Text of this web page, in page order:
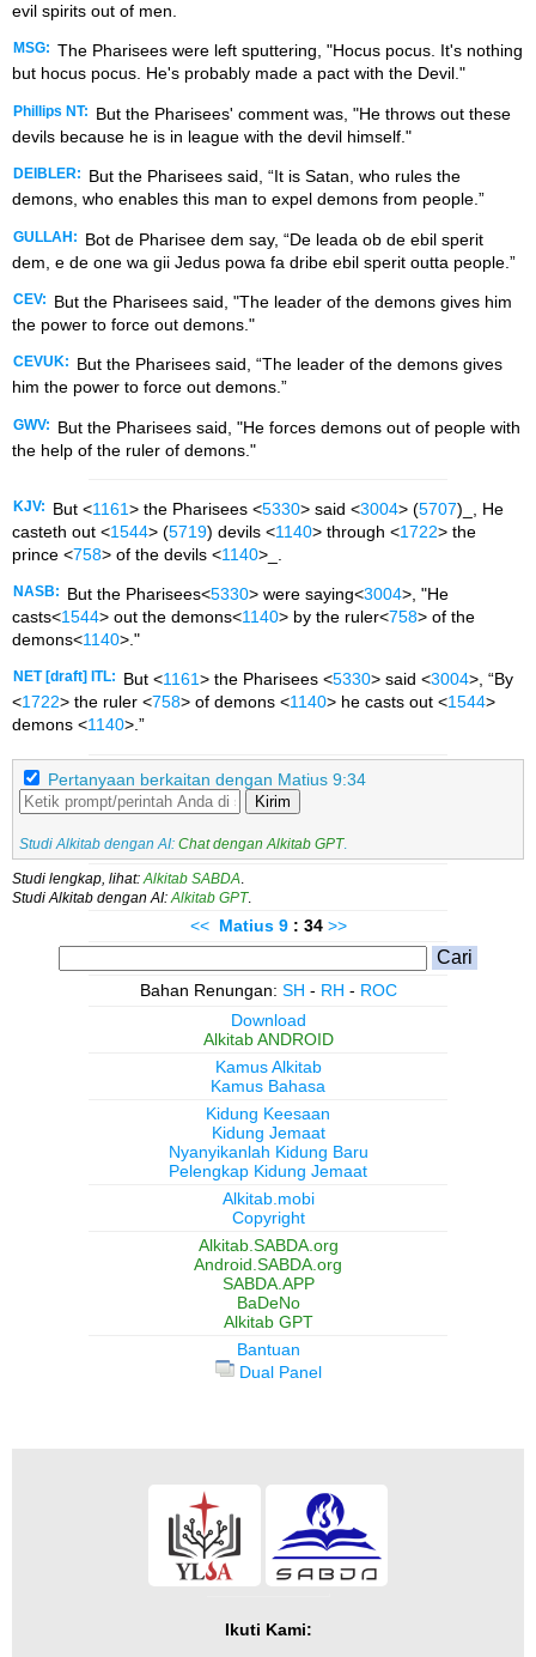
evil spirits out of men.
MSG: The Pharisees were left sputtering, "Hocus pocus. It's nothing
but hocus pocus. He's probably made a pact with the Devil."
Phillips NT:
But the Pharisees' comment was, "He throws out these
devils because he is in league with the devil himself."
DEIBLER:
But the Pharisees said, “It is Satan, who rules the
demons, who enables this man to expel demons from people.”
GULLAH:
Bot de Pharisee dem say, “De leada ob de ebil sperit
dem, e de one wa gii Jedus powa fa dribe ebil sperit outta people.”
CEV:
But the Pharisees said, "The leader of the demons gives him
the power to force out demons."
CEVUK:
But the Pharisees said, “The leader of the demons gives
him the power to force out demons.”
GWV:
But the Pharisees said, "He forces demons out of people with
the help of the ruler of demons."
KJV: But <1161> the Pharisees <5330> said <3004> (5707)_, He
casteth out <1544> (5719) devils <1140> through <1722> the
prince <758> of the devils <1140>_.
NASB: But the Pharisees<5330> were saying<3004>, "He
casts<1544> out the demons<1140> by the ruler<758> of the
demons<1140>."
NET [draft] ITL: But <1161> the Pharisees <5330> said <3004>, “By
<1722> the ruler <758> of demons <1140> he casts out <1544>
demons <1140>.”
Pertanyaan berkaitan dengan Matius 9:34
Kirim
Studi Alkitab dengan AI: Chat dengan Alkitab GPT.
Studi lengkap, lihat: Alkitab SABDA
Studi Alkitab dengan AI: Alkitab GPT.
<< Matius 9 : 34 >>
Bahan Renungan: SH - RH - ROC
Download
Alkitab ANDROID
Kamus Alkitab
Kamus Bahasa
Kidung Keesaan
Kidung Jemaat
Nyanyikanlah Kidung Baru
Pelengkap Kidung Jemaat
Alkitab.mobi
Copyright
Alkitab.SABDA.org
Android.SABDA.org
SABDA.APP
BaDeNo
Alkitab GPT
Bantuan
Dual Panel
Ikuti Kami: